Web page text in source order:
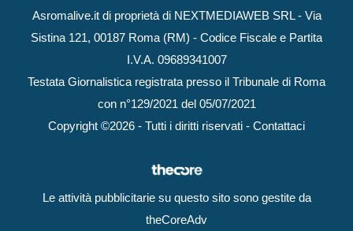
Asromalive.it di proprietà di NEXTMEDIAWEB SRL - Via
Sistina 121, 00187 Roma (RM) - Codice Fiscale e Partita
I.V.A. 09689341007
Testata Giornalistica registrata presso il Tribunale di Roma
con n°129/2021 del 05/07/2021
Copyright ©2026 - Tutti i diritti riservati - Contattaci
Le attività pubblicitarie su questo sito sono gestite da
theCoreAdv